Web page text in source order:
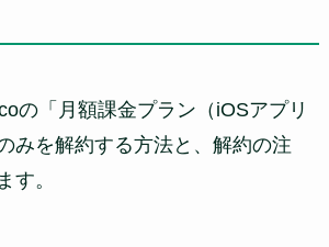
の「月額課金プラン（iOSアプリ
みを解約する方法と、解約の注
す。